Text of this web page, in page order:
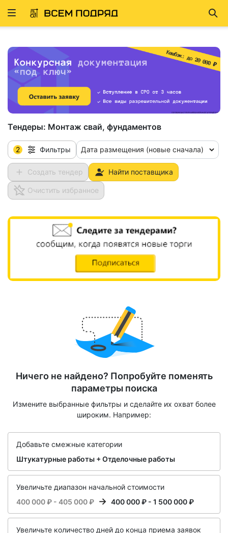
Развернуть
Тендеры: Монтаж свай, фундаментов
2 Фильтры Дата размещения (новые сначала)
Создать тендер Найти поставщика
Очистить избранное
Ничего не найдено? Попробуйте поменять
параметры поиска
Измените выбранные фильтры и сделайте их охват более
широким. Например:
Добавьте смежные категории
Штукатурные работы + Отделочные работы
Увеличьте диапазон начальной стоимости
400 000 ₽ - 405 000 ₽
400 000 ₽ - 1 500 000 ₽
Увеличьте количество дней до конца приема заявок